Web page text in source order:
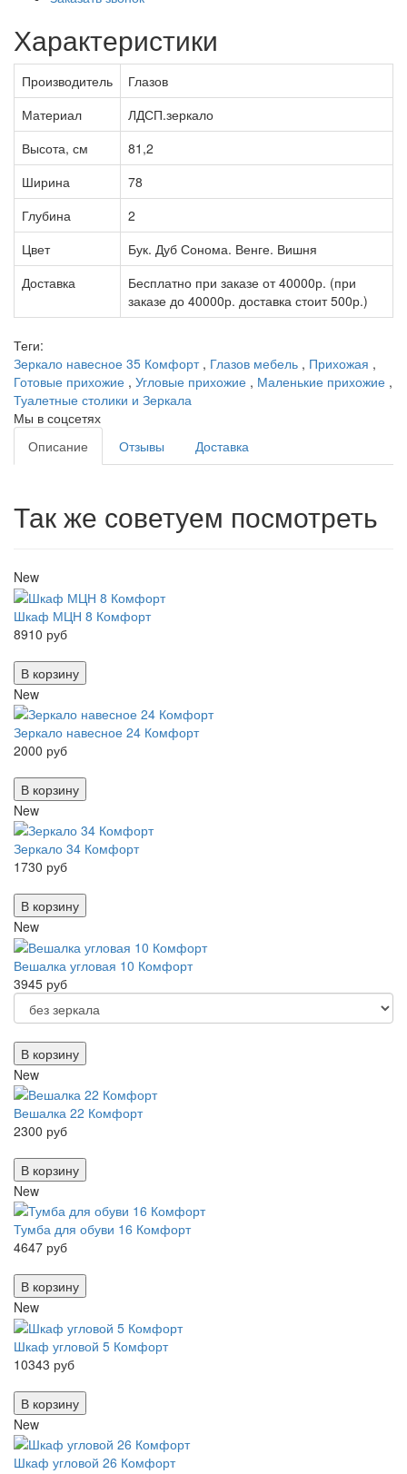
Характеристики
Производитель
Глазов
Материал
ЛДСП.зеркало
Высота, см
81,2
Ширина
78
Глубина
2
Цвет
Бук. Дуб Сонома. Венге. Вишня
Доставка
Бесплатно при заказе от 40000р. (при
заказе до 40000р. доставка стоит 500р.)
Теги:
Зеркало навесное 35 Комфорт, Глазов мебель , Прихожая ,
Готовые прихожие , Угловые прихожие , Маленькие прихожие ,
Туалетные столики и Зеркала
Мы в соцсетях
Описание
Отзывы Доставка
Так же советуем посмотреть
New
Шкаф МЦН 8 Комфорт
8910 руб
В корзину
New
Зеркало навесное 24 Комфорт
2000 руб
В корзину
New
Зеркало 34 Комфорт
1730 руб
В корзину
New
Вешалка угловая 10 Комфорт
3945 руб
В корзину
New
Вешалка 22 Комфорт
2300 руб
В корзину
New
Тумба для обуви 16 Комфорт
4647 руб
В корзину
New
Шкаф угловой 5 Комфорт
10343 руб
В корзину
New
Шкаф угловой 26 Комфорт